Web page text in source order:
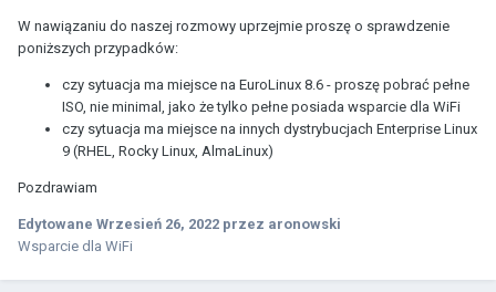
W nawiązaniu do naszej rozmowy uprzejmie proszę o sprawdzenie
poniższych przypadków:
czy sytuacja ma miejsce na EuroLinux 8.6 - proszę pobrać pełne
ISO, nie minimal, jako że tylko pełne posiada wsparcie dla WiFi
czy sytuacja ma miejsce na innych dystrybucjach Enterprise Linux
9 (RHEL, Rocky Linux, AlmaLinux)
Pozdrawiam
Edytowane Wrzesień 26, 2022 przez aronowski
Wsparcie dla WiFi